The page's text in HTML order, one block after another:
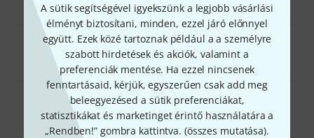
A sütik segítségével igyekszünk a legjobb vásárlási
élményt biztosítani, minden, ezzel járó előnnyel
együtt. Ezek közé tartoznak például a a személyre
szabott hirdetések és akciók, valamint a
preferenciák mentése. Ha ezzel nincsenek
fenntartásaid, kérjük, egyszerűen csak add meg
beleegyezésed a sütik preferenciákat,
statisztikákat és marketinget érintő használatára a
„Rendben!” gombra kattintva. (összes mutatása).
Zongorák, billentyűsök
Dobok, ütőhangszerek